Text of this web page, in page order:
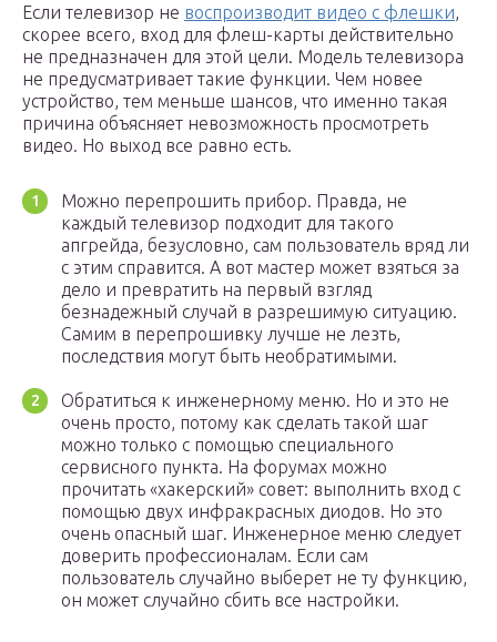
Если телевизор не воспроизводит видео с флешки,
скорее всего, вход для флеш-карты действительно
не предназначен для этой цели. Модель телевизора
не предусматривает такие функции. Чем новее
устройство, тем меньше шансов, что именно такая
причина объясняет невозможность просмотреть
видео. Но выход все равно есть.
Можно перепрошить прибор. Правда, не
каждый телевизор подходит для такого
апгрейда, безусловно, сам пользователь вряд ли
с этим справится. А вот мастер может взяться за
дело и превратить на первый взгляд
безнадежный случай в разрешимую ситуацию.
Самим в перепрошивку лучше не лезть,
последствия могут быть необратимыми.
Обратиться к инженерному меню. Но и это не
очень просто, потому как сделать такой шаг
можно только с помощью специального
сервисного пункта. На форумах можно
прочитать «хакерский» совет: выполнить вход с
помощью двух инфракрасных диодов. Но это
очень опасный шаг. Инженерное меню следует
доверить профессионалам. Если сам
пользователь случайно выберет не ту функцию,
он может случайно сбить все настройки.